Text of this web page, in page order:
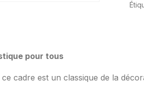
pour tous
cadre est un classique de la